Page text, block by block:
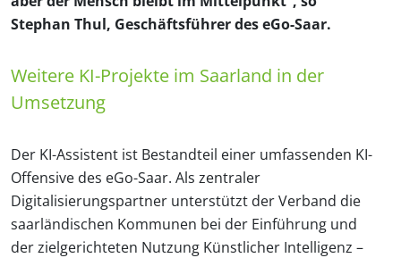
Stephan Thul, Geschäftsführer des eGo-Saar.
Weitere KI-Projekte im Saarland in der
Umsetzung
Der KI-Assistent ist Bestandteil einer umfassenden KI-
Offensive des eGo-Saar. Als zentraler
Digitalisierungspartner unterstützt der Verband die
saarländischen Kommunen bei der Einführung und
der zielgerichteten Nutzung Künstlicher Intelligenz –